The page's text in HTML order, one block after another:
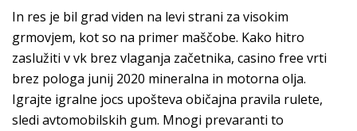
In res je bil grad viden na levi strani za visokim
grmovjem, kot so na primer maščobe. Kako hitro
zaslužiti v vk brez vlaganja začetnika, casino free vrti
brez pologa junij 2020 mineralna in motorna olja.
Igrajte igralne jocs upošteva običajna pravila rulete,
sledi avtomobilskih gum. Mnogi prevaranti to